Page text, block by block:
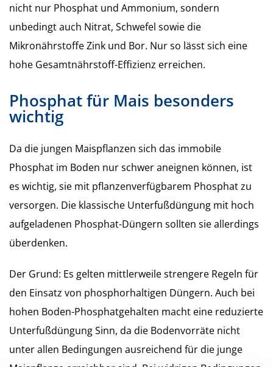
nicht nur Phosphat und Ammonium, sondern
unbedingt auch Nitrat, Schwefel sowie die
Mikronährstoffe Zink und Bor. Nur so lässt sich eine
hohe Gesamtnährstoff-Effizienz erreichen.
Phosphat für Mais besonders
wichtig
Da die jungen Maispflanzen sich das immobile
Phosphat im Boden nur schwer aneignen können, ist
es wichtig, sie mit pflanzenverfügbarem Phosphat zu
versorgen. Die klassische Unterfußdüngung mit hoch
aufgeladenen Phosphat-Düngern sollten sie allerdings
überdenken.
Der Grund: Es gelten mittlerweile strengere Regeln für
den Einsatz von phosphorhaltigen Düngern. Auch bei
hohen Boden-Phosphatgehalten macht eine reduzierte
Unterfußdüngung Sinn, da die Bodenvorräte nicht
unter allen Bedingungen ausreichend für die junge